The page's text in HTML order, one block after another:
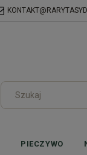
PIECZYWO